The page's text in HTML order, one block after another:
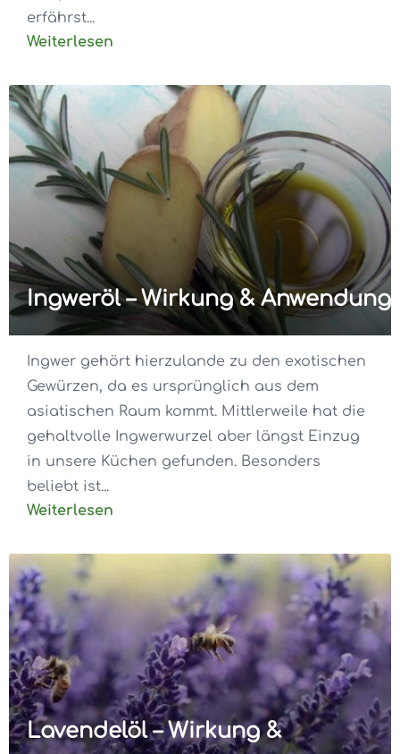
erfährst...
Weiterlesen
Ingweröl – Wirkung & Anwendung
Ingwer gehört hierzulande zu den exotischen
Gewürzen, da es ursprünglich aus dem
asiatischen Raum kommt. Mittlerweile hat die
gehaltvolle Ingwerwurzel aber längst Einzug
in unsere Küchen gefunden. Besonders
beliebt ist...
Weiterlesen
Lavendelöl – Wirkung &